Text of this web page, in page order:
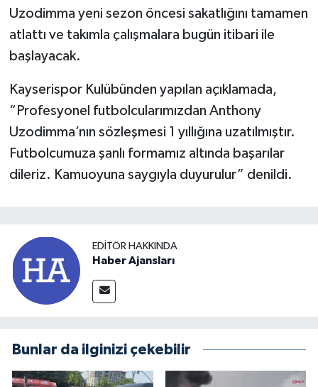
Uzodimma yeni sezon öncesi sakatlığını tamamen
atlattı ve takımla çalışmalara bugün itibari ile
başlayacak.
Kayserispor Kulübünden yapılan açıklamada,
“Profesyonel futbolcularımızdan Anthony
Uzodimma’nın sözleşmesi 1 yıllığına uzatılmıştır.
Futbolcumuza şanlı formamız altında başarılar
dileriz. Kamuoyuna saygıyla duyurulur” denildi.
EDITÖR HAKKINDA
Haber Ajansları
Bunlar da ilginizi çekebilir